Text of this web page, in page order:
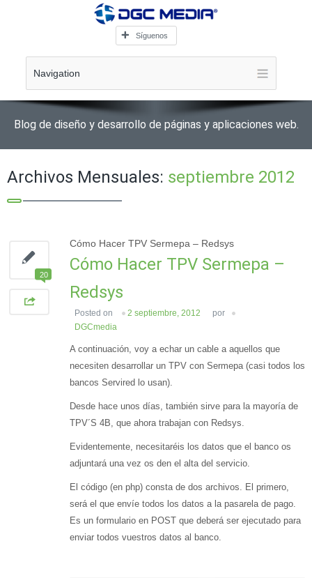
Síguenos
Navigation
Blog de diseño y desarrollo de páginas y aplicaciones web.
Archivos Mensuales: septiembre 2012
20
Cómo Hacer TPV Sermepa – Redsys
Cómo Hacer TPV Sermepa –
Redsys
Posted on 2 septiembre, 2012
por
DGCmedia
A continuación, voy a echar un cable a aquellos que
necesiten desarrollar un TPV con Sermepa (casi todos los
bancos Servired lo usan).
Desde hace unos días, también sirve para la mayoría de
TPV´S 4B, que ahora trabajan con Redsys.
Evidentemente, necesitaréis los datos que el banco os
adjuntará una vez os den el alta del servicio.
El código (en php) consta de dos archivos. El primero,
será el que envíe todos los datos a la pasarela de pago.
Es un formulario en POST que deberá ser ejecutado para
enviar todos vuestros datos al banco.